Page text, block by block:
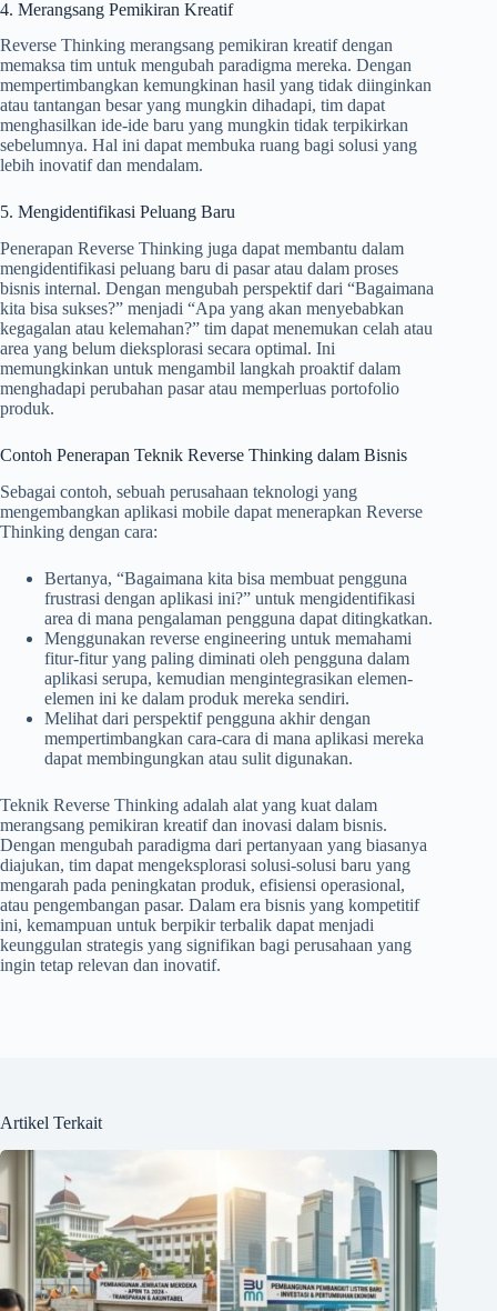
4. Merangsang Pemikiran Kreatif
Reverse Thinking merangsang pemikiran kreatif dengan
memaksa tim untuk mengubah paradigma mereka. Dengan
mempertimbangkan kemungkinan hasil yang tidak diinginkan
atau tantangan besar yang mungkin dihadapi, tim dapat
menghasilkan ide-ide baru yang mungkin tidak terpikirkan
sebelumnya. Hal ini dapat membuka ruang bagi solusi yang
lebih inovatif dan mendalam.
5. Mengidentifikasi Peluang Baru
Penerapan Reverse Thinking juga dapat membantu dalam
mengidentifikasi peluang baru di pasar atau dalam proses
bisnis internal. Dengan mengubah perspektif dari “Bagaimana
kita bisa sukses?” menjadi “Apa yang akan menyebabkan
kegagalan atau kelemahan?” tim dapat menemukan celah atau
area yang belum dieksplorasi secara optimal. Ini
memungkinkan untuk mengambil langkah proaktif dalam
menghadapi perubahan pasar atau memperluas portofolio
produk.
Contoh Penerapan Teknik Reverse Thinking dalam Bisnis
Sebagai contoh, sebuah perusahaan teknologi yang
mengembangkan aplikasi mobile dapat menerapkan Reverse
Thinking dengan cara:
Bertanya, “Bagaimana kita bisa membuat pengguna
frustrasi dengan aplikasi ini?” untuk mengidentifikasi
area di mana pengalaman pengguna dapat ditingkatkan.
Menggunakan reverse engineering untuk memahami
fitur-fitur yang paling diminati oleh pengguna dalam
aplikasi serupa, kemudian mengintegrasikan elemen-
elemen ini ke dalam produk mereka sendiri.
Melihat dari perspektif pengguna akhir dengan
mempertimbangkan cara-cara di mana aplikasi mereka
dapat membingungkan atau sulit digunakan.
Teknik Reverse Thinking adalah alat yang kuat dalam
merangsang pemikiran kreatif dan inovasi dalam bisnis.
Dengan mengubah paradigma dari pertanyaan yang biasanya
diajukan, tim dapat mengeksplorasi solusi-solusi baru yang
mengarah pada peningkatan produk, efisiensi operasional,
atau pengembangan pasar. Dalam era bisnis yang kompetitif
ini, kemampuan untuk berpikir terbalik dapat menjadi
keunggulan strategis yang signifikan bagi perusahaan yang
ingin tetap relevan dan inovatif.
Artikel Terkait